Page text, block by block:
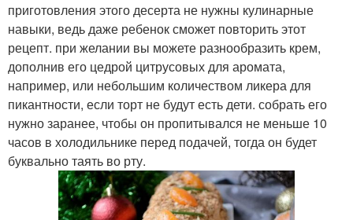
приготовления этого десерта не нужны кулинарные
навыки, ведь даже ребенок сможет повторить этот
рецепт. при желании вы можете разнообразить крем,
дополнив его цедрой цитрусовых для аромата,
например, или небольшим количеством ликера для
пикантности, если торт не будут есть дети. собрать его
нужно заранее, чтобы он пропитывался не меньше 10
часов в холодильнике перед подачей, тогда он будет
буквально таять во рту.